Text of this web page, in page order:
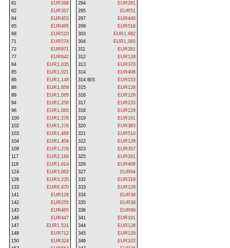
61
EUR388
62
EUR357
64
EUR453
65
EUR485
68
EUR510
71
EUR574
72
EUR971
77
EUR842
84
EUR1,035
85
EUR1,021
86
EUR1,148
88
EUR1,659
89
EUR1,085
94
EUR1,250
96
EUR1,085
100
EUR1,276
102
EUR1,276
103
EUR1,488
104
EUR1,404
109
EUR1,276
117
EUR2,169
118
EUR1,914
124
EUR3,062
126
EUR3,235
133
EUR6,470
141
EUR128
142
EUR255
143
EUR485
146
EUR447
147
EUR1,531
148
EUR712
150
EUR324
294
EUR281
295
EUR51
297
EUR440
299
EUR518
303
EUR1,682
304
EUR1,085
311
EUR281
312
EUR128
313
EUR370
314
EUR408
314 BIS
EUR153
315
EUR128
316
EUR128
317
EUR233
318
EUR129
319
EUR191
320
EUR383
321
EUR510
322
EUR128
323
EUR357
325
EUR281
326
EUR408
327
EUR64
332
EUR319
333
EUR128
334
EUR38
335
EUR38
336
EUR89
341
EUR191
344
EUR128
345
EUR129
346
EUR102